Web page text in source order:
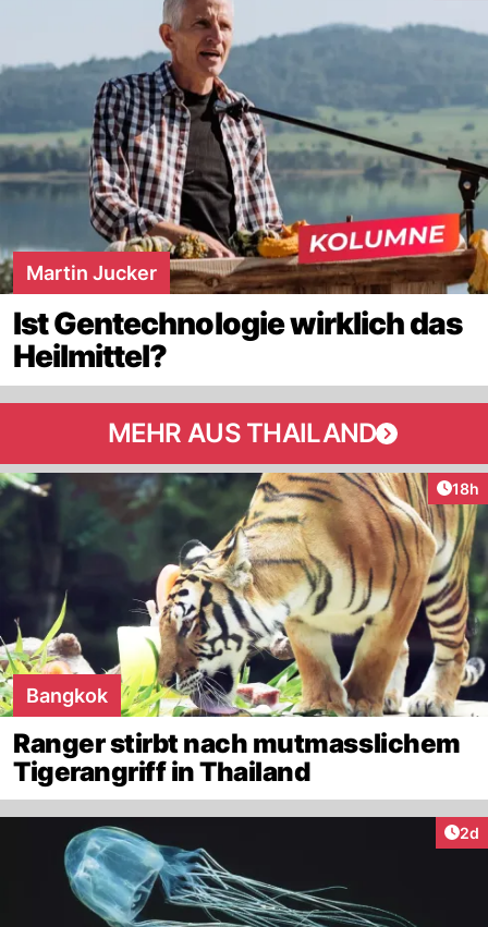
Martin Jucker
Ist Gentechnologie wirklich das
Heilmittel?
MEHR AUS THAILAND
18h
Bangkok
Ranger stirbt nach mutmasslichem
Tigerangriff in Thailand
2d